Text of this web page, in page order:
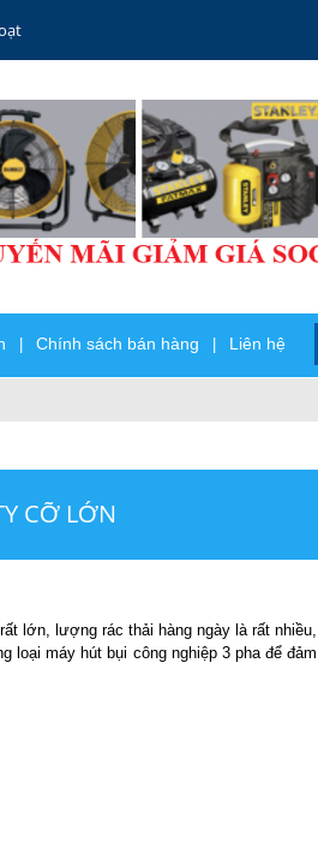
Chính sách bán hàng Liên hệ
CỠ LỚN
lớn, lượng rác thải hàng ngày là rất nhiều,
loại máy hút bụi công nghiệp 3 pha để đảm